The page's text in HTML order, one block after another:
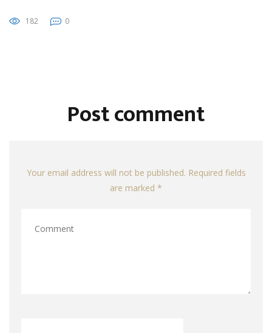
182 0
Post comment
Your email address will not be published. Required fields
are marked *